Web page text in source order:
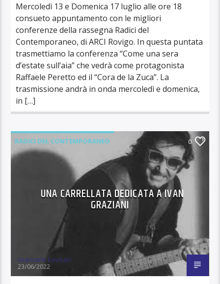
Mercoledì 13 e Domenica 17 luglio alle ore 18
consueto appuntamento con le migliori
conferenze della rassegna Radici del
Contemporaneo, di ARCI Rovigo. In questa puntata
trasmettiamo la conferenza “Come una sera
d’estate sull’aia” che vedrà come protagonista
Raffaele Peretto ed il “Cora de la Zuca”. La
trasmissione andrà in onda mercoledì e domenica,
in […]
RADICI DEL CONTEMPORANEO 0
UNA CARRELLATA DEDICATA A IVAN
GRAZIANI
Giancarlo Lovisari
23/06/2022